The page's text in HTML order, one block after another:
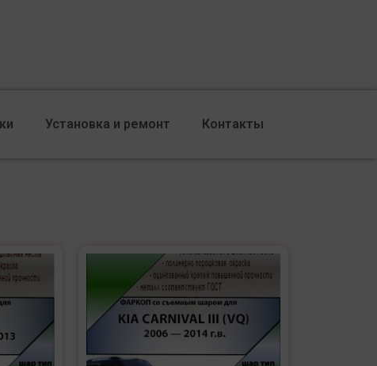
Установка и ремонт Контакты